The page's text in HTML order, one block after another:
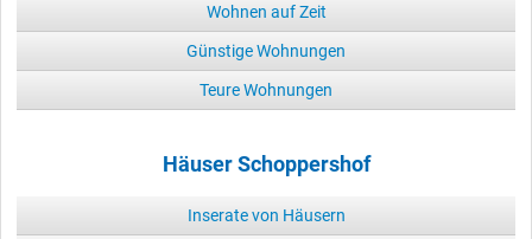
Wohnen auf Zeit
Günstige Wohnungen
Teure Wohnungen
Häuser Schoppershof
Inserate von Häusern